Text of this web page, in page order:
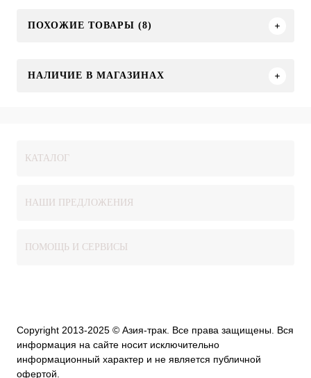
ПОХОЖИЕ ТОВАРЫ (8)
НАЛИЧИЕ В МАГАЗИНАХ
КАТАЛОГ
НАШИ ПРЕДЛОЖЕНИЯ
ПОМОЩЬ И СЕРВИСЫ
Copyright 2013-2025 © Азия-трак. Все права защищены. Вся
информация на сайте носит исключительно
информационный характер и не является публичной
офертой.